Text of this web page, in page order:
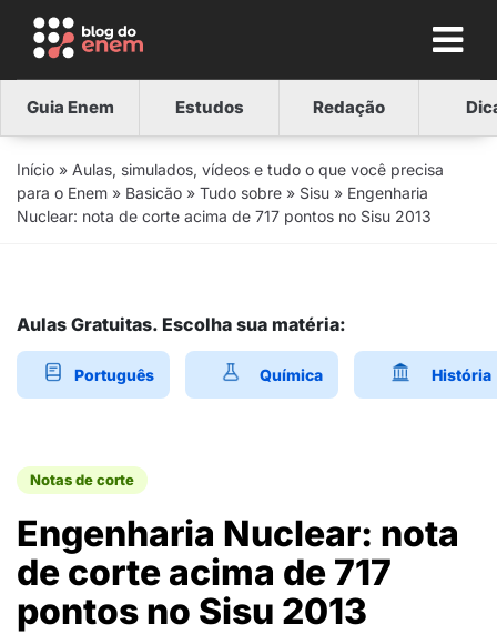
Guia Enem Estudos Redação
Início » Aulas, simulados, vídeos e tudo o que você precisa
para o Enem » Basicão » Tudo sobre » Sisu » Engenharia
Nuclear: nota de corte acima de 717 pontos no Sisu 2013
Aulas Gratuitas. Escolha sua matéria:
Português Química História
Notas de corte
Engenharia Nuclear: nota
de corte acima de 717
pontos no Sisu 2013